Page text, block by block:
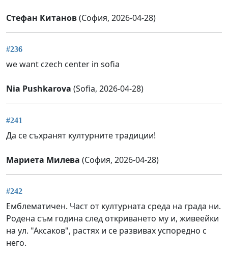
Стефан Китанов(София, 2026-04-28)
#236
we want czech center in sofia
Nia Pushkarova (Sofia, 2026-04-28)
#241
Да се съхранят културните традиции!
Мариета Милева (София, 2026-04-28)
#242
Емблематичен. Част от културната среда на града ни.
Родена съм година след откриването му и, живеейки
на ул. "Аксаков", растях и се развивах успоредно с
него.